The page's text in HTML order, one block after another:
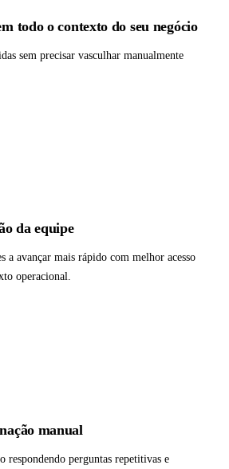
todo o contexto do seu negócio
sem precisar vasculhar manualmente
da equipe
a avançar mais rápido com melhor acesso
operacional.
manual
respondendo perguntas repetitivas e